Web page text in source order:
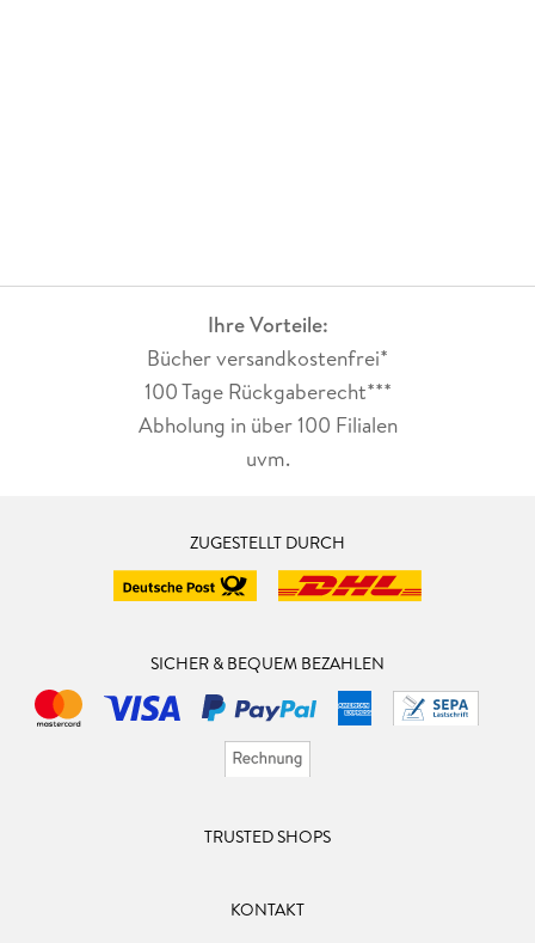
Ihre Vorteile:
Bücher versandkostenfrei*
100 Tage Rückgaberecht***
Abholung in über 100 Filialen
uvm.
ZUGESTELLT DURCH
SICHER & BEQUEM BEZAHLEN
TRUSTED SHOPS
KONTAKT